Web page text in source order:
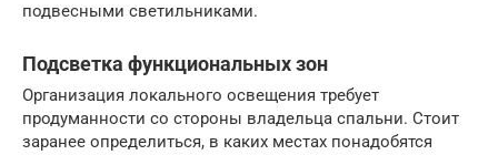
подвесными светильниками.
Подсветка функциональных зон
Организация локального освещения требует
продуманности со стороны владельца спальни. Стоит
заранее определиться, в каких местах понадобятся